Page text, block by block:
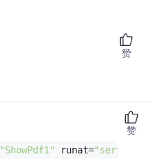
赞
"ShowPdf1" runat="server"
赞